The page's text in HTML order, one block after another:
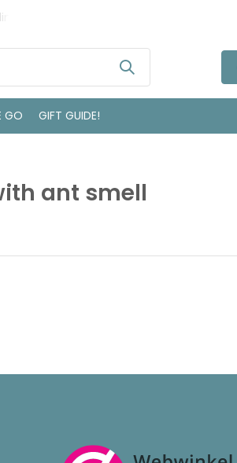
Design
GO GIFT GUIDE!
ant smell